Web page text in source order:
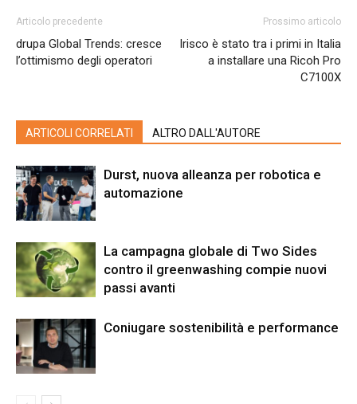
Articolo precedente
drupa Global Trends: cresce
l’ottimismo degli operatori
Prossimo articolo
Irisco è stato tra i primi in Italia
a installare una Ricoh Pro
C7100X
ARTICOLI CORRELATI ALTRO DALL'AUTORE
Durst, nuova alleanza per robotica e
automazione
La campagna globale di Two Sides
contro il greenwashing compie nuovi
passi avanti
Coniugare sostenibilità e performance